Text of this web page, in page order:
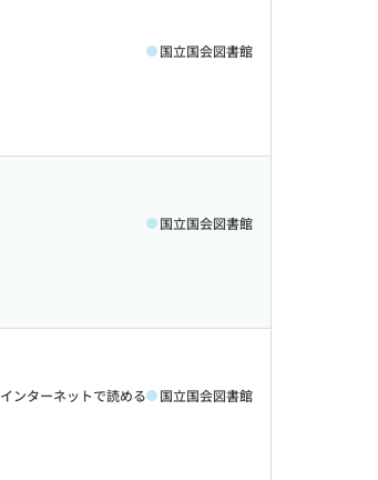
国立国会図書館
国立国会図書館
インターネットで読める 国立国会図書館